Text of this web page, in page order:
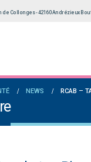
de Collonges - 42160 Andrézieux
NEWS RCAB –
des seniors garçons par
Le Progrès